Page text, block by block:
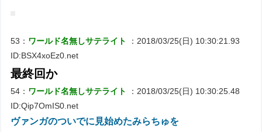
53： ワールド名無しサテライト
：2018/03/25(日) 10:30:21.93
ID:BSX4xoEz0.net
最終回か
54： ワールド名無しサテライト
：2018/03/25(日) 10:30:25.48
ID:Qip7OmIS0.net
ヴァンガのついでに見始めたみらちゅを